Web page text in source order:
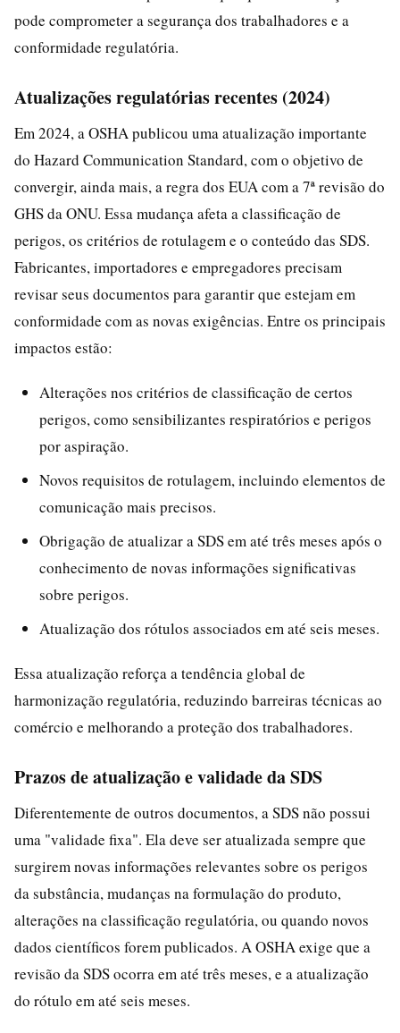
pode comprometer a segurança dos trabalhadores e a
conformidade regulatória.
Atualizações regulatórias recentes (2024)
Em 2024, a OSHA publicou uma atualização importante
do Hazard Communication Standard, com o objetivo de
convergir, ainda mais, a regra dos EUA com a 7ª revisão do
GHS da ONU. Essa mudança afeta a classificação de
perigos, os critérios de rotulagem e o conteúdo das SDS.
Fabricantes, importadores e empregadores precisam
revisar seus documentos para garantir que estejam em
conformidade com as novas exigências. Entre os principais
impactos estão:
Alterações nos critérios de classificação de certos
perigos, como sensibilizantes respiratórios e perigos
por aspiração.
Novos requisitos de rotulagem, incluindo elementos de
comunicação mais precisos.
Obrigação de atualizar a SDS em até três meses após o
conhecimento de novas informações significativas
sobre perigos.
Atualização dos rótulos associados em até seis meses.
Essa atualização reforça a tendência global de
harmonização regulatória, reduzindo barreiras técnicas ao
comércio e melhorando a proteção dos trabalhadores.
Prazos de atualização e validade da SDS
Diferentemente de outros documentos, a SDS não possui
uma "validade fixa". Ela deve ser atualizada sempre que
surgirem novas informações relevantes sobre os perigos
da substância, mudanças na formulação do produto,
alterações na classificação regulatória, ou quando novos
dados científicos forem publicados. A OSHA exige que a
revisão da SDS ocorra em até três meses, e a atualização
do rótulo em até seis meses.